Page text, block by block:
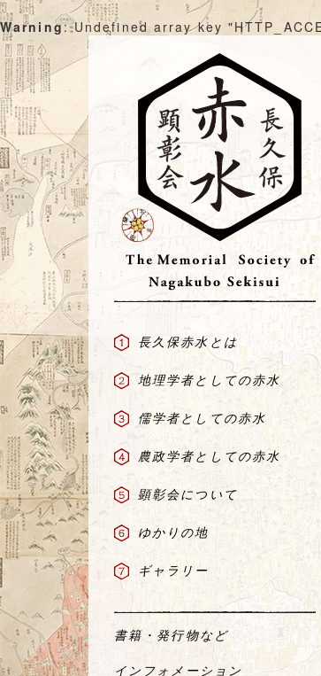
Warning: Undefined array key
Skip
to
長久保赤水とは
地理学者としての赤水
儒学者としての赤水
農政学者としての赤水
顕彰会について
ゆかりの地
ギャラリー
書籍・発行物など
インフォメーション